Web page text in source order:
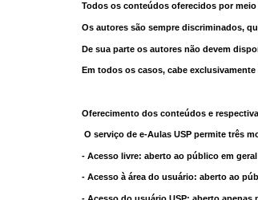
Todos os conteúdos oferecidos por
Os autores são sempre discriminados,
De sua parte os autores não devem
Em todos os casos, cabe
Oferecimento dos conteúdos e
O serviço de e-Aulas USP permite três
- Acesso livre: aberto ao público em
- Acesso à área do usuário: aberto ao